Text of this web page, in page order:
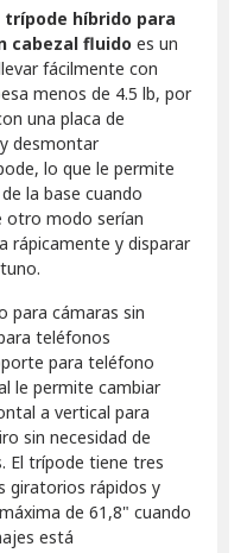
trípode híbrido para
cabezal fluido es un
fácilmente con
menos de 4.5 lb, por
una placa de
desmontar
lo que le permite
la base cuando
otro modo serían
rápicamente y disparar
para cámaras sin
teléfonos
para teléfono
le permite cambiar
a vertical para
sin necesidad de
El trípode tiene tres
giratorios rápidos y
de 61,8" cuando
está